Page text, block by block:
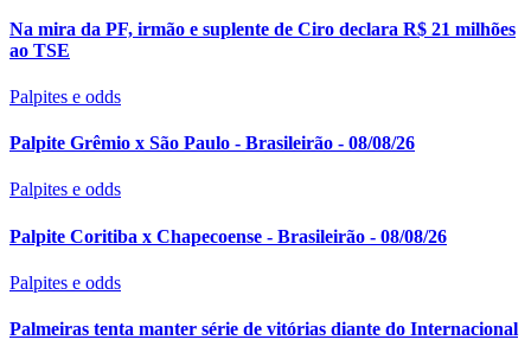
Na mira da PF, irmão e suplente de Ciro declara R$ 21 milhões
ao TSE
Palpites e odds
Palpite Grêmio x São Paulo - Brasileirão - 08/08/26
Palpites e odds
Palpite Coritiba x Chapecoense - Brasileirão - 08/08/26
Palpites e odds
Palmeiras tenta manter série de vitórias diante do Internacional